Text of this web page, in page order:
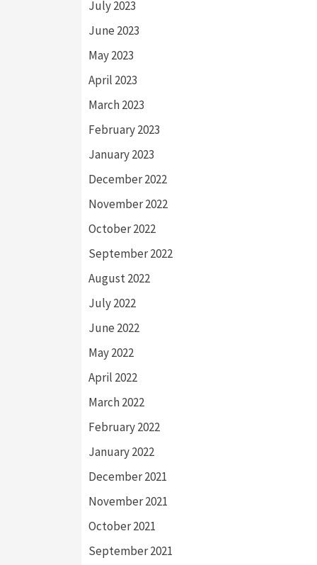
July 2023
June 2023
May 2023
April 2023
March 2023
February 2023
January 2023
December 2022
November 2022
October 2022
September 2022
August 2022
July 2022
June 2022
May 2022
April 2022
March 2022
February 2022
January 2022
December 2021
November 2021
October 2021
September 2021